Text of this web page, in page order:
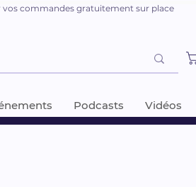
Podcasts Vidéos
vos commandes gratuitement sur place